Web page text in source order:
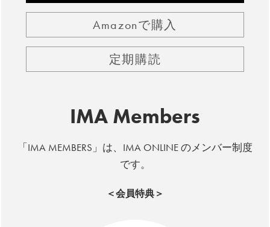
Amazonで購入
定期購読
IMA Members
「IMA MEMBERS」は、IMA ONLINE のメンバー制度
です。
＜会員特典＞